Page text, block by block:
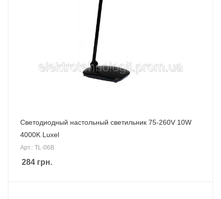
Светодиодный настольный светильник 75-260V 10W
4000K Luxel
Арт.: TL-06B
284 грн.